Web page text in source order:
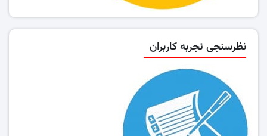
نظرسنجی تجربه کاربران